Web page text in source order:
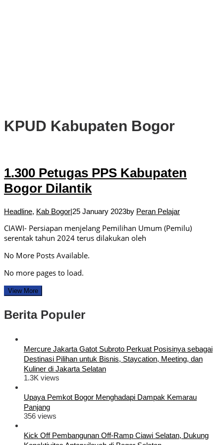
KPUD Kabupaten Bogor
1.300 Petugas PPS Kabupaten
Bogor Dilantik
Headline, Kab Bogor|25 January 2023by Peran Pelajar
CIAWI- Persiapan menjelang Pemilihan Umum (Pemilu)
serentak tahun 2024 terus dilakukan oleh
No More Posts Available.
No more pages to load.
View More
Berita Populer
Mercure Jakarta Gatot Subroto Perkuat Posisinya sebagai
Destinasi Pilihan untuk Bisnis, Staycation, Meeting, dan
Kuliner di Jakarta Selatan
1.3K views
Upaya Pemkot Bogor Menghadapi Dampak Kemarau
Panjang
356 views
Kick Off Pembangunan Off-Ramp Ciawi Selatan, Dukung